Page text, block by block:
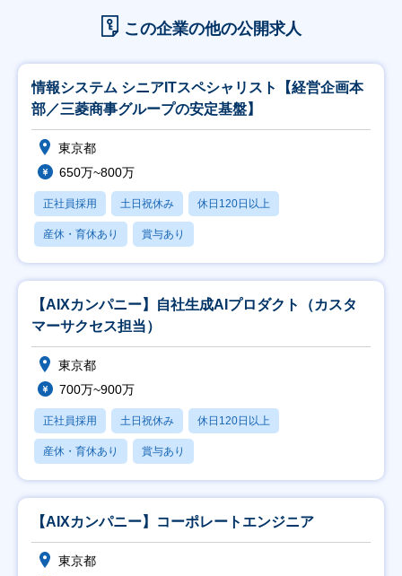
この企業の他の公開求人
情報システム シニアITスペシャリスト【経営企画本
部／三菱商事グループの安定基盤】
東京都
650万~800万
正社員採用 土日祝休み 休日120日以上
産休・育休あり 賞与あり
【AIXカンパニー】自社生成AIプロダクト（カスタ
マーサクセス担当）
東京都
700万~900万
正社員採用 土日祝休み 休日120日以上
産休・育休あり 賞与あり
【AIXカンパニー】コーポレートエンジニア
東京都